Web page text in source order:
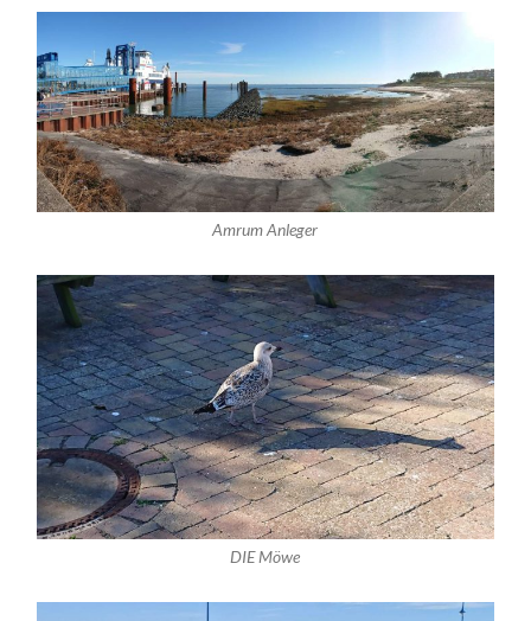
Amrum Anleger
DIE Möwe